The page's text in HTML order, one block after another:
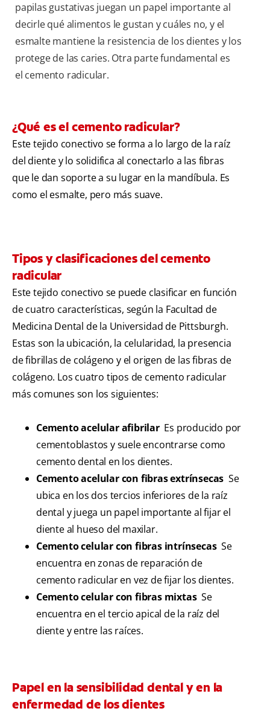
papilas gustativas juegan un papel importante al
decirle qué alimentos le gustan y cuáles no, y el
esmalte mantiene la resistencia de los dientes y los
protege de las caries. Otra parte fundamental es
el cemento radicular.
¿Qué es el cemento radicular?
Este tejido conectivo se forma a lo largo de la raíz
del diente y lo solidifica al conectarlo a las fibras
que le dan soporte a su lugar en la mandíbula. Es
como el esmalte, pero más suave.
Tipos y clasificaciones del cemento
radicular
Este tejido conectivo se puede clasificar en función
de cuatro características, según la Facultad de
Medicina Dental de la Universidad de Pittsburgh.
Estas son la ubicación, la celularidad, la presencia
de fibrillas de colágeno y el origen de las fibras de
colágeno. Los cuatro tipos de cemento radicular
más comunes son los siguientes:
Cemento acelular afibrilarEs producido por
cementoblastos y suele encontrarse como
cemento dental en los dientes.
Cemento acelular con fibras extrínsecas Se
ubica en los dos tercios inferiores de la raíz
dental y juega un papel importante al fijar el
diente al hueso del maxilar.
Cemento celular con fibras intrínsecasSe
encuentra en zonas de reparación de
cemento radicular en vez de fijar los dientes.
Cemento celular con fibras mixtasSe
encuentra en el tercio apical de la raíz del
diente y entre las raíces.
Papel en la sensibilidad dental y en la
enfermedad de los dientes